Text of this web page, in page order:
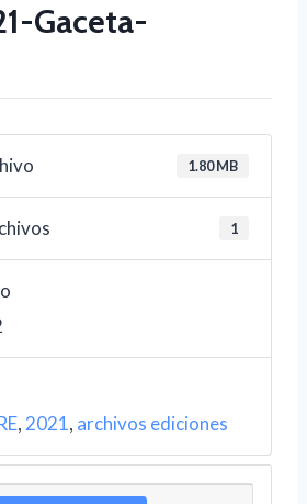
Gaceta-
1.80 MB
1
, 2021, archivos ediciones